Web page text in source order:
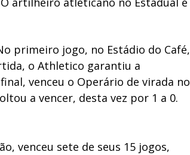
primeiro jogo, no Estádio do Café,
o Athletico garantiu a
venceu o Operário de virada no
a vencer, desta vez por 1 a 0.
venceu sete de seus 15 jogos,